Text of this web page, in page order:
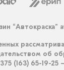
“Автокраска”
об
(163) 65-19-25